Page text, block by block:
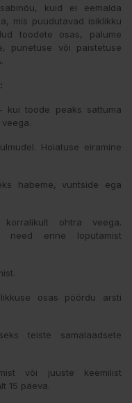
kuid ei eemalda
mis puudutavad isiklikku
toodete osas, palume
punetuse või paistetuse
kui toode peaks sattuma
Hoiatuse eiramine
habeme, vuntside ega
ohtra veega.
need enne loputamist
osas pöördu arsti
teiste samalaadsete
või juuste keemilist
15 päeva.